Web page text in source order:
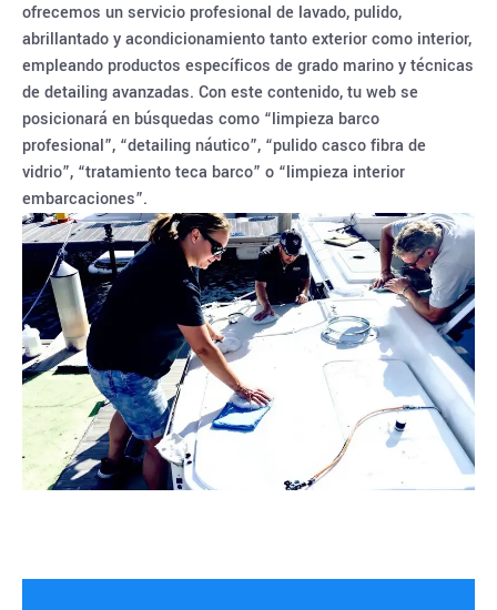
ofrecemos un servicio profesional de lavado, pulido,
abrillantado y acondicionamiento tanto exterior como interior,
empleando productos específicos de grado marino y técnicas
de detailing avanzadas. Con este contenido, tu web se
posicionará en búsquedas como “limpieza barco
profesional”, “detailing náutico”, “pulido casco fibra de
vidrio”, “tratamiento teca barco” o “limpieza interior
embarcaciones”.